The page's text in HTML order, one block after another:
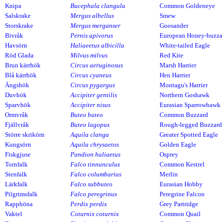
Knipa Bucephala clangula
Common Goldeneye
Salskrake
Mergus albellus
Smew
Storskrake
Mergus merganser
Goosander
Bivråk
Pernis apivorus
European Honey-
Havsörn
Haliaeetus albicilla
White-tailed Eagle
Röd Glada
Milvus milvus
Red Kite
Brun kärrhök
Circus aeruginosus
Marsh Harrier
Blå kärrhök
Circus cyaneus
Hen Harrier
Ängshök
Circus pygargus
Montagu's Harrier
Duvhök
Accipiter gentilis
Northern Goshawk
Sparvhök
Accipiter nisus
Eurasian Sparrowhawk
Ormvråk
Buteo buteo
Common Buzzard
Fjällvråk
Buteo lagopus
Rough-legged Buzzard
Större skrikörn
Aquila clanga
Greater Spotted Eagle
Kungsörn
Aquila chrysaetos
Golden Eagle
Fiskgjuse
Pandion haliaetus
Osprey
Tornfalk
Falco tinnunculus
Common Kestrel
Stenfalk
Falco columbarius
Merlin
Lärkfalk
Falco subbuteo
Eurasian Hobby
Pilgrimsfalk
Falco peregrinus
Peregrine Falcon
Rapphöna
Perdix perdix
Grey Partridge
Vaktel
Coturnix coturnix
Common Quail